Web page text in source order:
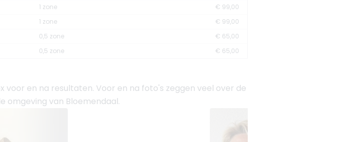
1 zone
€ 99,00
1 zone
€ 99,00
0,5 zone
€ 65,00
0,5 zone € 65,00
voor en na resultaten. Voor en na foto's zeggen veel over de
omgeving van Bloemendaal.